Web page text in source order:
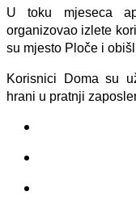
U toku mjeseca
organizovao izlete
su mjesto Ploče i
Korisnici Doma su
hrani u pratnji